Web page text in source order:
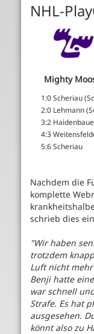
NHL-
Mighty
1:0 Scheriau
2:0 Lehmann
3:2
4:3
5:6 Scheriau
Nachdem die
komplette
schrieb dies
"Wir haben
trotzdem
Luft nicht
Benji hatte
war schnell
Strafe. Es hat
ausgesehen.
könnt also zu